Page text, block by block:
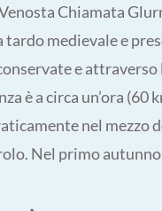
Chiamata
medievale e
e attraverso
è a circa un’ora (60
nel mezzo
Nel primo